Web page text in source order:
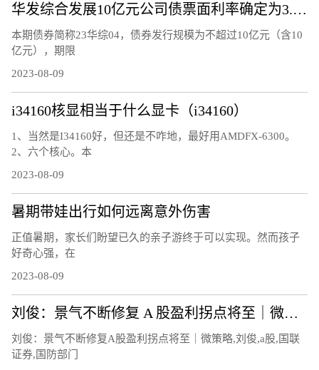
华发综合发展10亿元公司债票面利率确定为3.37%
本期债券简称23华综04，债券发行规模为不超过10亿元（含10
亿元），期限
2023-08-09
i34160核显相当于什么显卡（i34160）
1、当然是I34160好，但还是不咋地，最好用AMDFX-6300。
2、六个核心。本
2023-08-09
暑期带娃出行如何远离意外伤害
正值暑期，家长们盼望已久的亲子游终于可以实现。然而孩子
好奇心强，在
2023-08-09
刘俊：景气不断修复 A 股盈利拐点将至｜微策略
刘俊：景气不断修复A股盈利拐点将至｜微策略,刘俊,a股,国联
证券,国防部门